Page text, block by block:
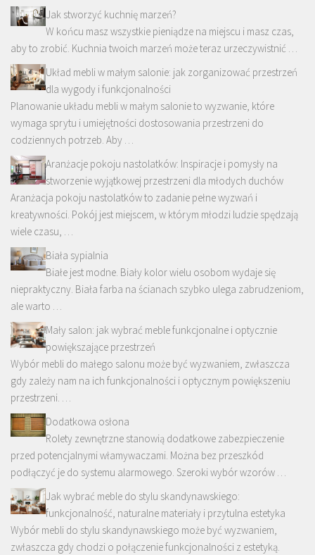
Jak stworzyć kuchnię marzeń?
W końcu masz wszystkie pieniądze na miejscu i masz czas,
aby to zrobić. Kuchnia twoich marzeń może teraz urzeczywistnić …
Układ mebli w małym salonie: jak zorganizować przestrzeń
dla wygody i funkcjonalności
Planowanie układu mebli w małym salonie to wyzwanie, które
wymaga sprytu i umiejętności dostosowania przestrzeni do
codziennych potrzeb. Aby …
Aranżacje pokoju nastolatków: Inspiracje i pomysły na
stworzenie wyjątkowej przestrzeni dla młodych duchów
Aranżacja pokoju nastolatków to zadanie pełne wyzwań i
kreatywności. Pokój jest miejscem, w którym młodzi ludzie spędzają
wiele czasu, …
Biała sypialnia
Białe jest modne. Biały kolor wielu osobom wydaje się
niepraktyczny. Biała farba na ścianach szybko ulega zabrudzeniom,
ale warto …
Mały salon: jak wybrać meble funkcjonalne i optycznie
powiększające przestrzeń
Wybór mebli do małego salonu może być wyzwaniem, zwłaszcza
gdy zależy nam na ich funkcjonalności i optycznym powiększeniu
przestrzeni. …
Dodatkowa osłona
Rolety zewnętrzne stanowią dodatkowe zabezpieczenie
przed potencjalnymi włamywaczami. Można bez przeszkód
podłączyć je do systemu alarmowego. Szeroki wybór wzorów …
Jak wybrać meble do stylu skandynawskiego:
funkcjonalność, naturalne materiały i przytulna estetyka
Wybór mebli do stylu skandynawskiego może być wyzwaniem,
zwłaszcza gdy chodzi o połączenie funkcjonalności z estetyką.